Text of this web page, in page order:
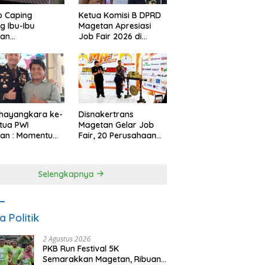
Caping
Ibu-Ibu
Budaya
Makan Ikan
Ketua Komisi B DPRD
Magetan Apresiasi
Job Fair 2026 di
Anggaran
ke-
PWI
: Momentum
Disnakertrans
Magetan Gelar Job
Fair, 20 Perusahaan
Selengkapnya
Politik
2 Agustus 2026
PKB Run Festival 5K
Semarakkan Magetan, Ribuan